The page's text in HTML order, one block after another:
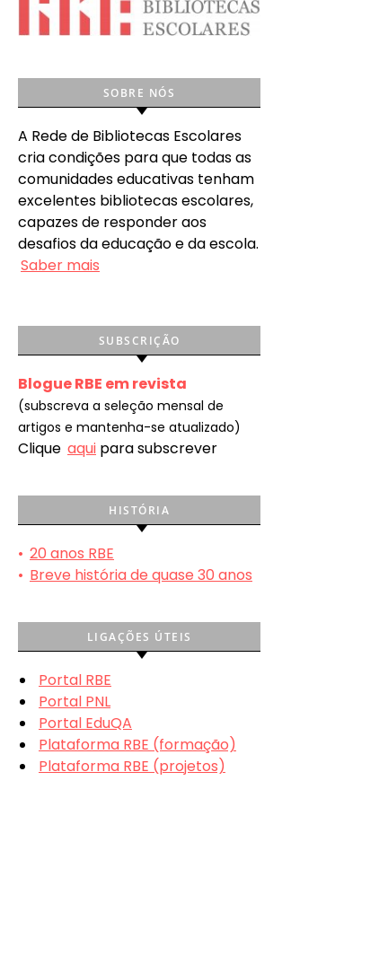
SOBRE NÓS
A Rede de Bibliotecas Escolares
cria condições para que todas as
comunidades educativas tenham
excelentes bibliotecas escolares,
capazes de responder aos
desafios da educação e da escola.
Saber mais
SUBSCRIÇÃO
Blogue RBE em revista
(subscreva a seleção mensal de
artigos e mantenha-se atualizado)
Clique aqui para subscrever
HISTÓRIA
• 20 anos RBE
• Breve história de quase 30 anos
LIGAÇÕES ÚTEIS
Portal RBE
Portal PNL
Portal EduQA
Plataforma RBE (formação)
Plataforma RBE (projetos)